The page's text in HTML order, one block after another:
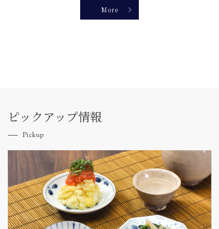
More
ピックアップ情報
Pickup